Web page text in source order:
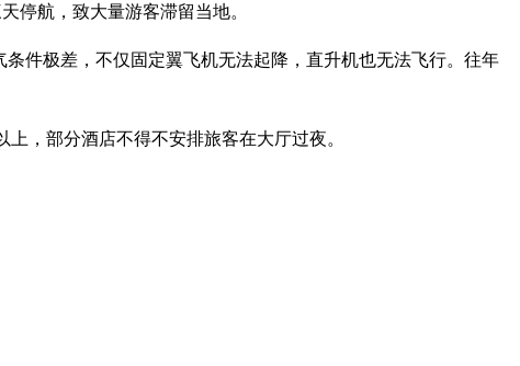
停航，致大量游客滞留当地。
件极差，不仅固定翼飞机无法起降，直升机也无法飞行。往年
，部分酒店不得不安排旅客在大厅过夜。